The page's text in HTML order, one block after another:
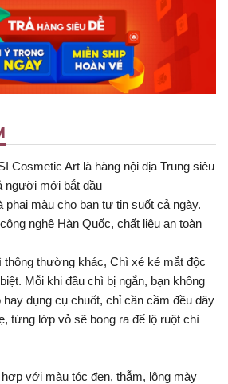
Cosmetic Art là hàng nội địa Trung siêu
người mới bắt đầu
màu cho bạn tự tin suốt cả ngày.
nghệ Hàn Quốc, chất liệu an toàn
thường khác, Chì xé kẻ mắt độc
Mỗi khi đầu chì bị ngắn, bạn không
hay dụng cụ chuốt, chỉ cần cầm đều dây
từng lớp vỏ sẽ bong ra để lộ ruột chì
với màu tóc đen, thẫm, lông mày